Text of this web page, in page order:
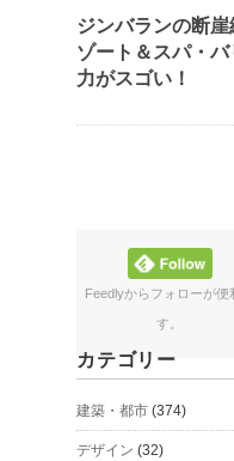
ジンバランの断
ゾート＆スパ・
力がスゴい！
Feedlyからフォローが便
す。
カテゴリー
建築・都市 (374)
デザイン (32)